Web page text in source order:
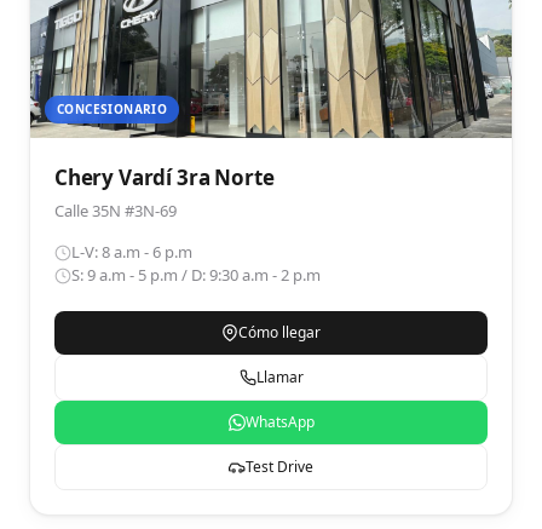
CONCESIONARIO
Chery Vardí 3ra Norte
Calle 35N #3N-69
L-V: 8 a.m - 6 p.m
S: 9 a.m - 5 p.m / D: 9:30 a.m - 2 p.m
Cómo llegar
Llamar
WhatsApp
Test Drive